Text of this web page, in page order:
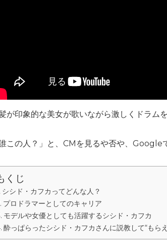
が印象的な美女が歌いながら激しくドラム
誰この人？」と、CMを見るや否や、Google
くじ
シシド・カフカってどんな人？
プロドラマーとしてのキャリア
モデルや女優としても活躍するシシド・カフカ
酔っぱらったシシド・カフカさんに説教して“もら